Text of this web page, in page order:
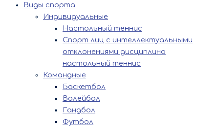
Виды спорта
Индивидуальные
Настольный теннис
Спорт лиц с интеллектуальными
отклонениями дисциплина
настольный теннис
Командные
Баскетбол
Волейбол
Гандбол
Футбол